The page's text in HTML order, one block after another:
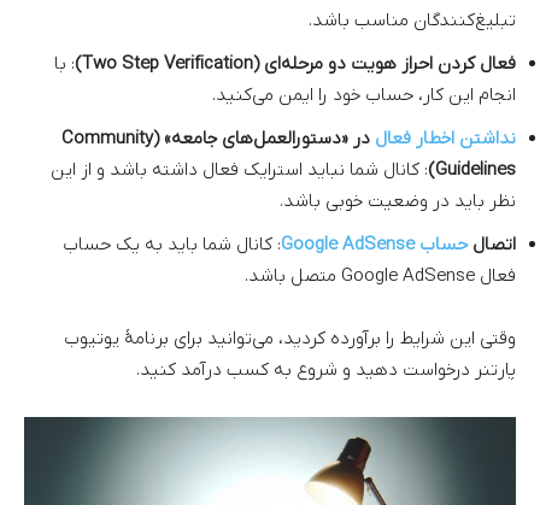
تبلیغ‌کنندگان مناسب باشد.
فعال کردن احراز هویت دو مرحله‌ای (Two Step Verification)
: با
انجام این کار، حساب خود را ایمن می‌کنید.
نداشتن اخطار فعال
در «دستورالعمل‌های جامعه» (Community
Guidelines) : کانال شما نباید استرایک فعال داشته باشد و از این
نظر باید در وضعیت خوبی باشد.
اتصالحساب Google AdSense
: کانال شما باید به یک حساب
فعال Google AdSense متصل باشد.
وقتی این شرایط را برآورده کردید، می‌توانید برای برنامهٔ یوتیوب
پارتنر درخواست دهید و شروع به کسب درآمد کنید.